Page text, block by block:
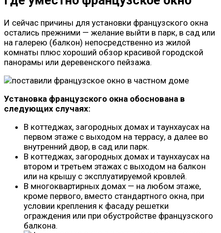
И сейчас причины для установки французского окна
остались прежними — желание выйти в парк, в сад или
на галерею (балкон) непосредственно из жилой
комнаты плюс хороший обзор красивой городской
панорамы или деревенского пейзажа.
Установка французского окна обоснована в
следующих случаях:
В коттеджах, загородных домах и таунхаусах на
первом этаже с выходом на террасу, а далее во
внутренний двор, в сад или парк.
В коттеджах, загородных домах и таунхаусах на
втором и третьем этажах с выходом на балкон
или на крышу с эксплуатируемой кровлей.
В многоквартирных домах — на любом этаже,
кроме первого, вместо стандартного окна, при
условии крепления к фасаду решетки
ограждения или при обустройстве французского
балкона.